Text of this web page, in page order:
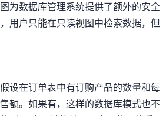
为数据库管理系统提供了额外的安全
用户只能在只读视图中检索数据，但
设在订单表中有订购产品的数量和每
额。如果有，这样的数据库模式也不